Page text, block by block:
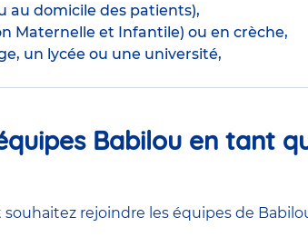
au domicile des patients),
Maternelle et Infantile) ou en crèche,
un lycée ou une université,
Babilou en tant
rejoindre les équipes de